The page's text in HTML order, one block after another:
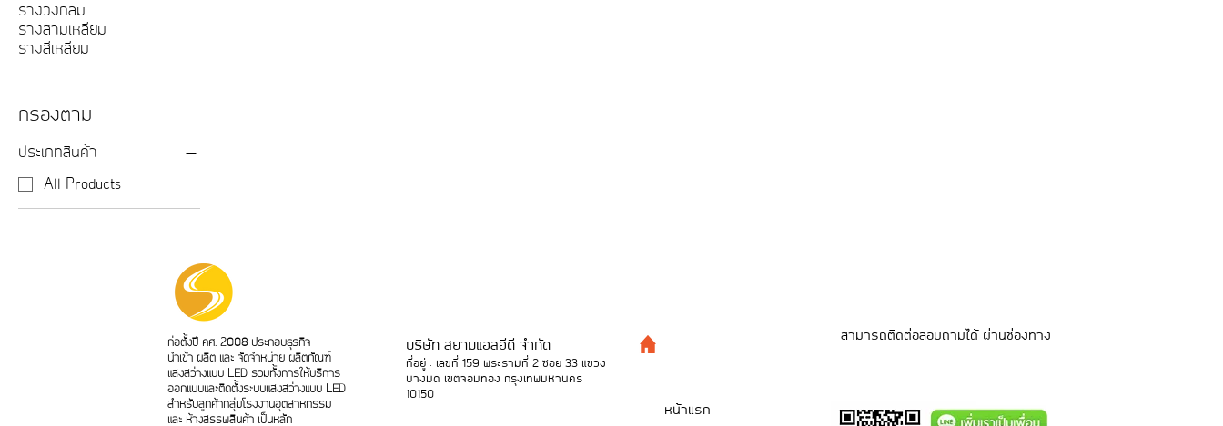
รางวงกลม
รางสามเหลี่ยม
รางสี่เหลี่ยม
กรองตาม
ประเภทสินค้า
All Products
ก่อตั้งปี คศ. 2008 ประกอบธุรกิจ
นำเข้า ผลิต และ จัดจำหน่าย ผลิตภัณฑ์
แสงสว่างแบบ LED รวมทั้งการให้บริการ
ออกแบบและติดตั้งระบบแสงสว่างแบบ LED
สำหรับลูกค้ากลุ่มโรงงานอุตสาหกรรม
และ ห้างสรรพสินค้า เป็นหลัก
บริษัท สยามแอลอีดี จำกัด
ที่อยู่ : เลขที่ 159 พระรามที่ 2 ซอย 33 แขวง
บางมด เขตจอมทอง กรุงเทพมหานคร
10150
หน้าแรก
สามารถติดต่อสอบถามได้ ผ่านช่องทาง